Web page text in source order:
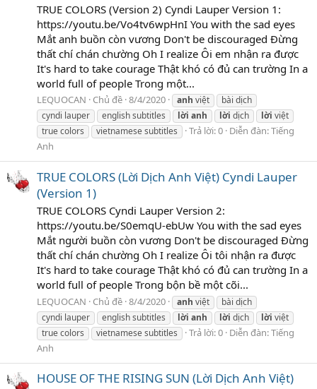
TRUE COLORS (Version 2) Cyndi Lauper Version 1:
https://youtu.be/Vo4tv6wpHnI You with the sad eyes
Mắt anh buồn còn vương Don't be discouraged Đừng
thất chí chán chường Oh I realize Ôi em nhận ra được
It's hard to take courage Thật khó có đủ can trường In a
world full of people Trong một...
LEQUOCAN Chủ đề 8/4/2020 anh việt
bài dịch
cyndi lauper
english subtitles lời anh lời dịch lời việt
true colors
vietnamese subtitles Trả lời: 0 Diễn đàn:Tiếng
Anh
TRUE COLORS (Lời Dịch Anh Việt) Cyndi Lauper
(Version 1)
TRUE COLORS Cyndi Lauper Version 2:
https://youtu.be/S0emqU-ebUw You with the sad eyes
Mắt người buồn còn vương Don't be discouraged Đừng
thất chí chán chường Oh I realize Ôi tôi nhận ra được
It's hard to take courage Thật khó có đủ can trường In a
world full of people Trong bộn bề một cõi...
LEQUOCAN Chủ đề 8/4/2020 anh việt
bài dịch
cyndi lauper
english subtitles lời anh lời dịch lời việt
true colors
vietnamese subtitles Trả lời: 0 Diễn đàn:Tiếng
Anh
HOUSE OF THE RISING SUN (Lời Dịch Anh Việt)